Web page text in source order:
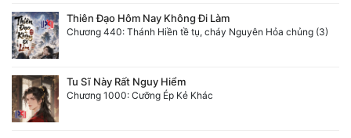
Thiên Đạo Hôm Nay Không Đi Làm
Chương 440: Thánh Hiền tề tụ, cháy Nguyên Hỏa chủng (3)
Tu Sĩ Này Rất Nguy Hiểm
Chương 1000: Cưỡng Ép Kẻ Khác